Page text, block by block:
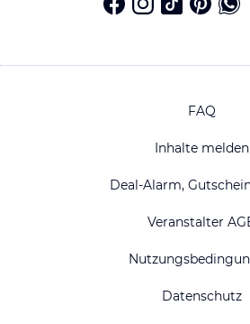
FAQ
Inhalte melden
Deal-Alarm,
Veranstalter
Datenschutz